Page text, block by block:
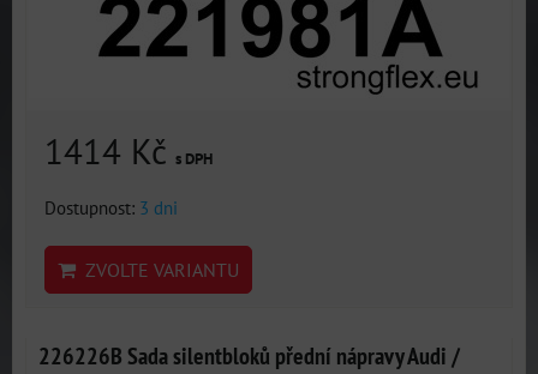
1414 Kč s DPH
Dostupnost: 3 dni
ZVOLTE VARIANTU
226226B Sada silentbloků přední nápravy Audi /